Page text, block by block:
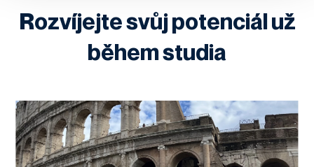
Rozvíjejte svůj potenciál už
během studia